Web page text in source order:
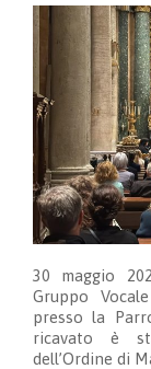
30 maggio
Gruppo
presso la
ricavato è
dell’Ordine di